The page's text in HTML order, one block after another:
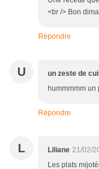
<br /> Bon
Répondre
U un zeste de
hummmmm
Répondre
L Liliane 21/02/
Les plats